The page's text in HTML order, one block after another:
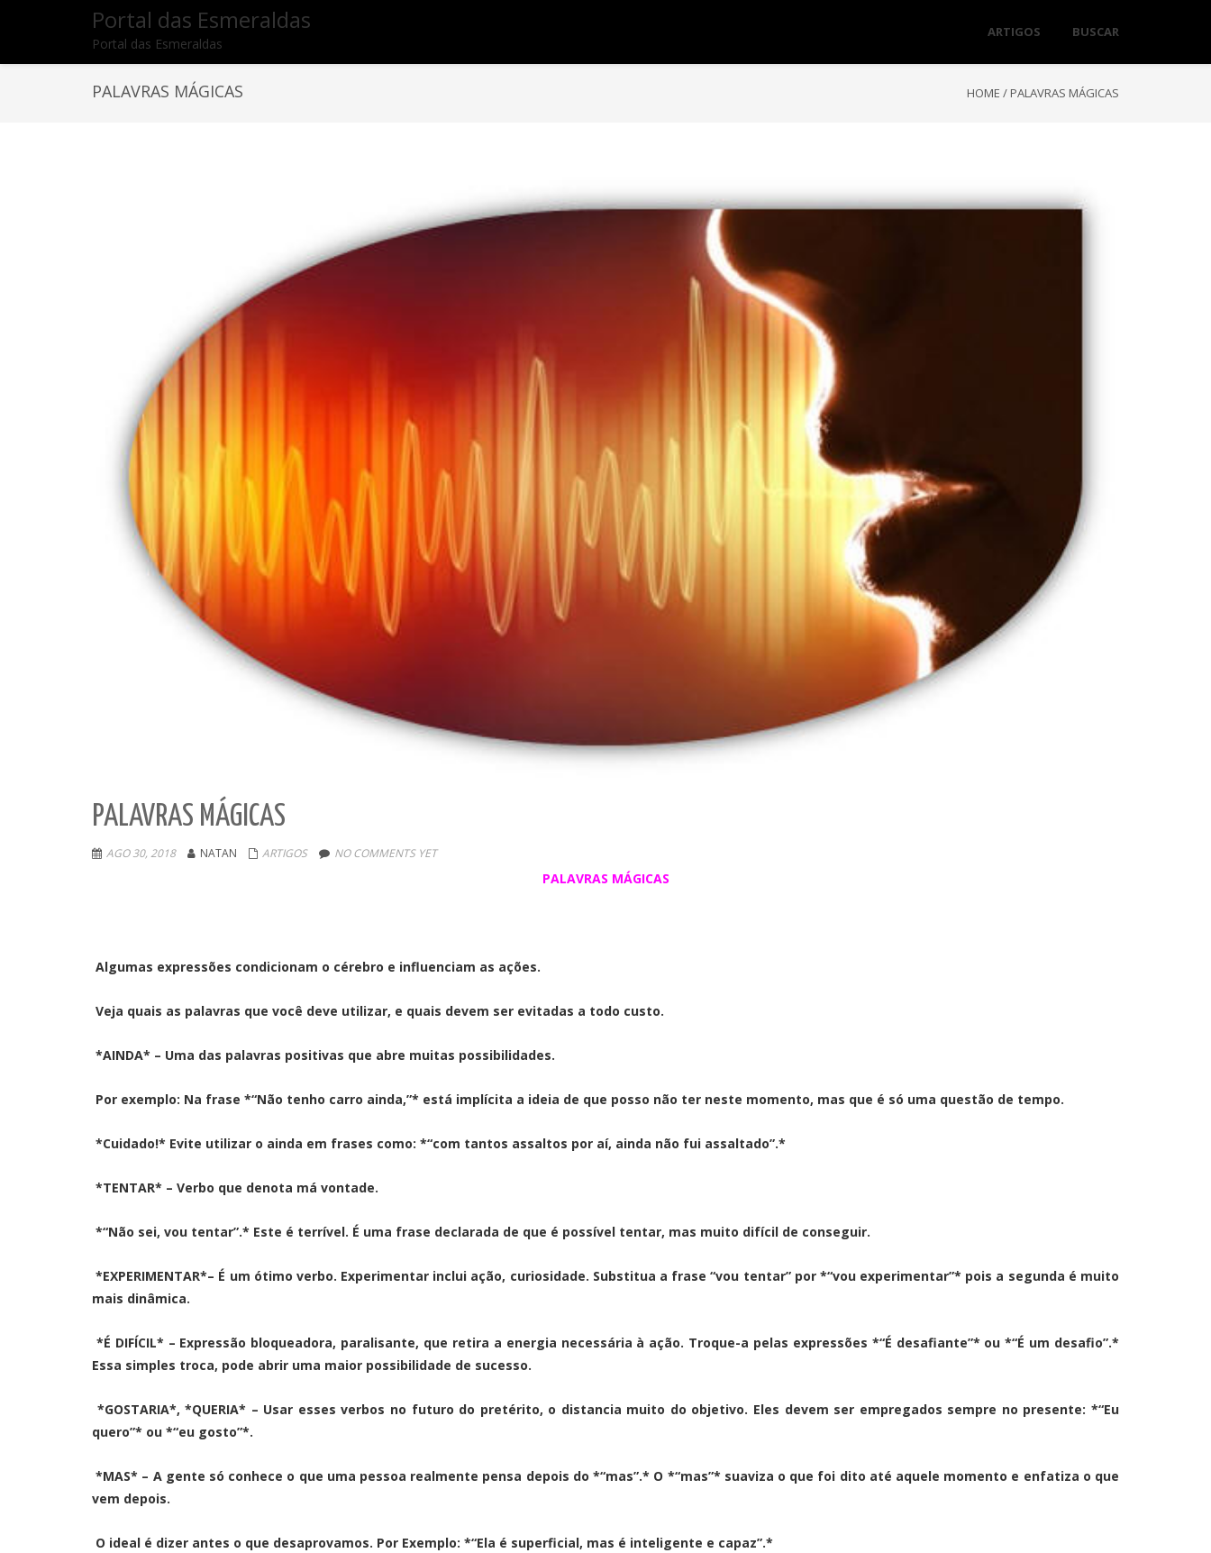
Portal das Esmeraldas
Portal das Esmeraldas
ARTIGOS BUSCAR
PALAVRAS MÁGICAS HOME / PALAVRAS MÁGICAS
PALAVRAS MÁGICAS
AGO 30, 2018 NATAN ARTIGOS NO COMMENTS YET
PALAVRAS MÁGICAS
Algumas expressões condicionam o cérebro e influenciam as ações.
Veja quais as palavras que você deve utilizar, e quais devem ser evitadas a todo custo.
*AINDA* – Uma das palavras positivas que abre muitas possibilidades.
Por exemplo: Na frase *“Não tenho carro ainda,”* está implícita a ideia de que posso não ter neste momento, mas que é só uma questão de tempo.
*Cuidado!* Evite utilizar o ainda em frases como: *“com tantos assaltos por aí, ainda não fui assaltado”.*
*TENTAR* – Verbo que denota má vontade.
*“Não sei, vou tentar”.* Este é terrível. É uma frase declarada de que é possível tentar, mas muito difícil de conseguir.
*EXPERIMENTAR*– É um ótimo verbo. Experimentar inclui ação, curiosidade. Substitua a frase “vou tentar” por *“vou experimentar”* pois a segunda é muito
mais dinâmica.
*É DIFÍCIL* – Expressão bloqueadora, paralisante, que retira a energia necessária à ação. Troque-a pelas expressões *“É desafiante”* ou *“É um desafio”.*
Essa simples troca, pode abrir uma maior possibilidade de sucesso.
*GOSTARIA*, *QUERIA* – Usar esses verbos no futuro do pretérito, o distancia muito do objetivo. Eles devem ser empregados sempre no presente: *“Eu
quero”* ou *“eu gosto”*.
*MAS* – A gente só conhece o que uma pessoa realmente pensa depois do *“mas”.* O *“mas”* suaviza o que foi dito até aquele momento e enfatiza o que
vem depois.
O ideal é dizer antes o que desaprovamos. Por Exemplo: *“Ela é superficial, mas é inteligente e capaz”.*